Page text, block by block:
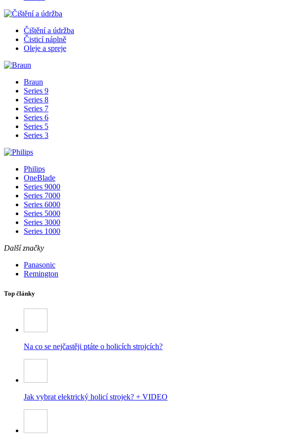
Čištění a údržba
Čisticí náplně
Oleje a spreje
Braun
Series 9
Series 8
Series 7
Series 6
Series 5
Series 3
Philips
OneBlade
Series 9000
Series 7000
Series 6000
Series 5000
Series 3000
Series 1000
Další značky
Panasonic
Remington
Top články
Na co se nejčastěji ptáte o holicích strojcích?
Jak vybrat elektrický holicí strojek? + VIDEO